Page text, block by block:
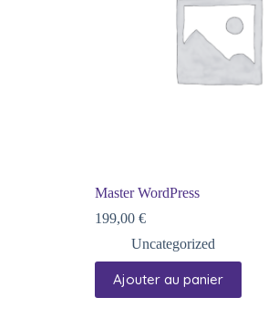
Master WordPress
199,00 €
Uncategorized
Ajouter au panier